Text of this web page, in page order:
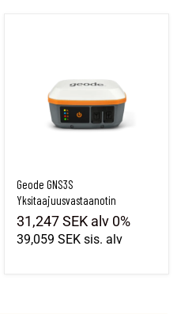
Geode GNS3S
Yksitaajuusvastaanotin
31,247 SEK alv 0%
39,059 SEK sis. alv